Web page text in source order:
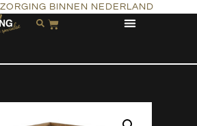
BINNEN NEDERLAND